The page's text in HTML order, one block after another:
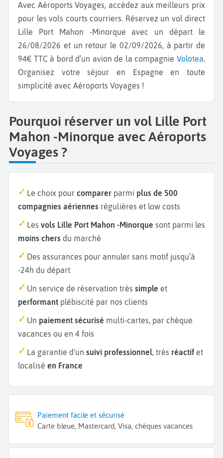
Avec Aéroports Voyages, accédez aux meilleurs prix
pour les vols courts courriers. Réservez un vol direct
Lille Port Mahon -Minorqueavec un départ le
26/08/2026 et un retour le 02/09/2026, à partir de
94€ TTC à bord d’un avion de la compagnie Volotea.
Organisez votre séjour en Espagne en toute
simplicité avec Aéroports Voyages !
Pourquoi réserver un vol Lille Port
Mahon -Minorque avec Aéroports
Voyages ?
Le choix pour comparer parmi plus de 500
compagnies aériennes régulières et low costs
Les vols Lille Port Mahon -Minorque sont parmi les
moins chers du marché
Des assurances pour annuler sans motif jusqu’à
-24h du départ
Un service de réservation très simple et
performant plébiscité par nos clients
Un paiement sécurisé multi-cartes, par chèque
vacances ou en 4 fois
La garantie d'un suivi professionnel, très réactif et
localisé en France
Paiement facile et sécurisé
Carte bleue, Mastercard, Visa, chèques vacances